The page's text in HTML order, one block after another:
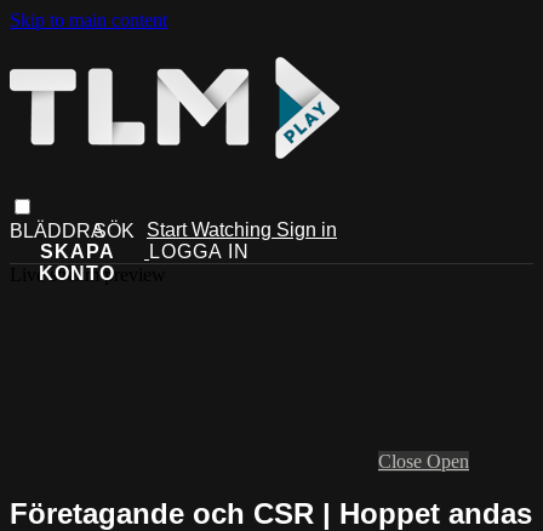
Skip to main content
Start Watching Sign in
Live stream preview
Close Open
Företagande och CSR | Hoppet andas